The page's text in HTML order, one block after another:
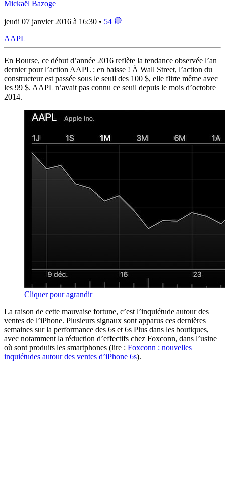
Mickaël Bazoge
jeudi 07 janvier 2016 à 16:30 • 54
AAPL
En Bourse, ce début d’année 2016 reflète la tendance observée l’an
dernier pour l’action AAPL : en baisse ! À Wall Street, l’action du
constructeur est passée sous le seuil des 100 $, elle flirte même avec
les 99 $. AAPL n’avait pas connu ce seuil depuis le mois d’octobre
2014.
Cliquer pour agrandir
La raison de cette mauvaise fortune, c’est l’inquiétude autour des
ventes de l’iPhone. Plusieurs signaux sont apparus ces dernières
semaines sur la performance des 6s et 6s Plus dans les boutiques,
avec notamment la réduction d’effectifs chez Foxconn, dans l’usine
où sont produits les smartphones (lire : Foxconn : nouvelles
inquiétudes autour des ventes d’iPhone 6s).